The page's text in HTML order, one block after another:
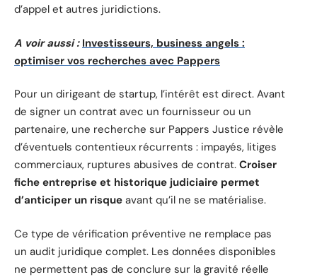
d’appel et autres juridictions.
A voir aussi : Investisseurs, business angels :
optimiser vos recherches avec Pappers
Pour un dirigeant de startup, l’intérêt est direct. Avant
de signer un contrat avec un fournisseur ou un
partenaire, une recherche sur Pappers Justice révèle
d’éventuels contentieux récurrents : impayés, litiges
commerciaux, ruptures abusives de contrat. Croiser
fiche entreprise et historique judiciaire permet
d’anticiper un risque avant qu’il ne se matérialise.
Ce type de vérification préventive ne remplace pas
un audit juridique complet. Les données disponibles
ne permettent pas de conclure sur la gravité réelle